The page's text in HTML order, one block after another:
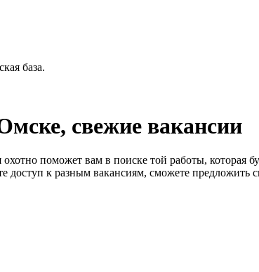
база.
свежие вакансии
поможет вам в поиске той работы, которая
к разным вакансиям, сможете предложить